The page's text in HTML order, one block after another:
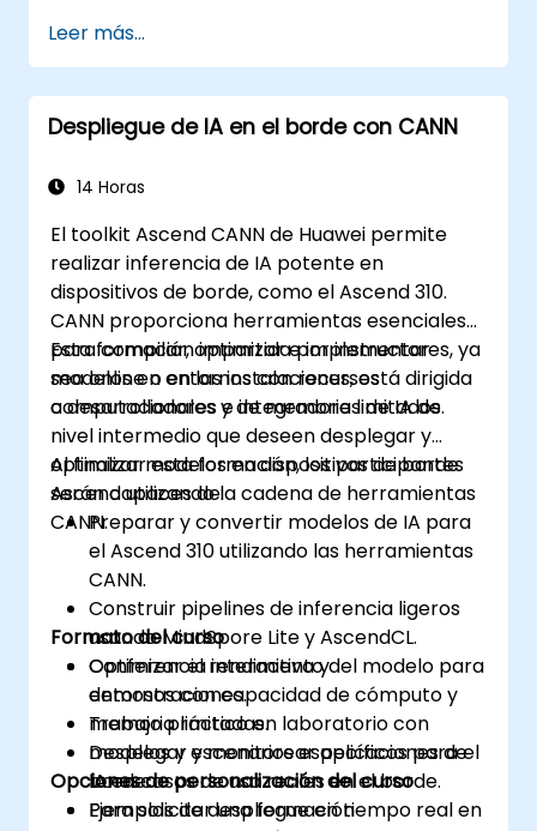
Leer más...
Despliegue de IA en el borde con CANN
14 Horas
El toolkit Ascend CANN de Huawei permite
realizar inferencia de IA potente en
dispositivos de borde, como el Ascend 310.
CANN proporciona herramientas esenciales
para compilar, optimizar e implementar
modelos en entornos con recursos
computacionales y de memoria limitados.
Esta formación impartida por instructores, ya
sea online o en las instalaciones, está dirigida
a desarrolladores e integradores de IA de
nivel intermedio que deseen desplegar y
optimizar modelos en dispositivos de borde
Ascend utilizando la cadena de herramientas
CANN.
Al finalizar esta formación, los participantes
serán capaces de:
Preparar y convertir modelos de IA para
el Ascend 310 utilizando las herramientas
CANN.
Construir pipelines de inferencia ligeros
usando MindSpore Lite y AscendCL.
Optimizar el rendimiento del modelo para
entornos con capacidad de cómputo y
memoria limitadas.
Desplegar y monitorear aplicaciones de
IA en casos de uso reales en el borde.
Formato del curso
Conferencia interactiva y
demostraciones.
Trabajo práctico en laboratorio con
modelos y escenarios específicos para el
borde.
Ejemplos de despliegue en tiempo real en
Opciones de personalización del curso
Para solicitar una formación